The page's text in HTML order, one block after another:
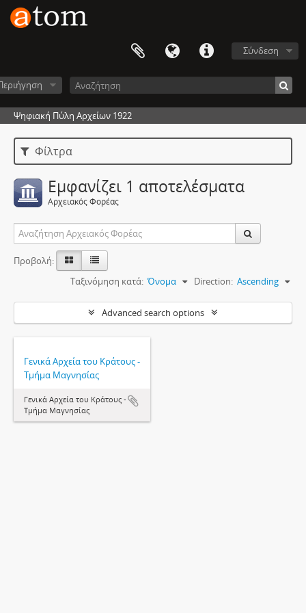
Σύνδεση
Ψηφιακή Πύλη Αρχείων 1922
Φίλτρα
Εμφανίζει 1 αποτελέσματα
Αρχειακός Φορέας
Προβολή:
Ταξινόμηση κατά: Όνομα Direction: Ascending
Advanced search options
Γενικά Αρχεία του Κράτους -
Τμήμα Μαγνησίας
Γενικά Αρχεία του Κράτους -
Τμήμα Μαγνησίας